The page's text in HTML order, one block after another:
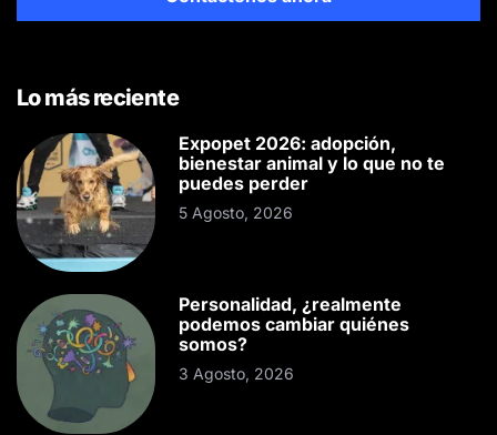
Lo más reciente
Expopet 2026: adopción,
bienestar animal y lo que no te
puedes perder
5 Agosto, 2026
Personalidad, ¿realmente
podemos cambiar quiénes
somos?
3 Agosto, 2026